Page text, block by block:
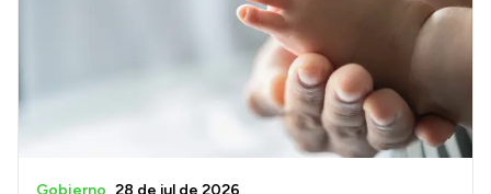
Gobierno 28 de jul de 2026